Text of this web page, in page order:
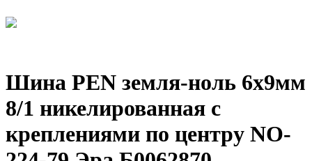
Шина PEN земля-ноль 6х9мм
8/1 никелированная с
креплениями по центру NO-